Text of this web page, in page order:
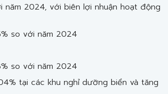
2024, với biên lợi nhuận hoạt động
so với năm 2024
so với năm 2024
tại các khu nghỉ dưỡng biển và tăng